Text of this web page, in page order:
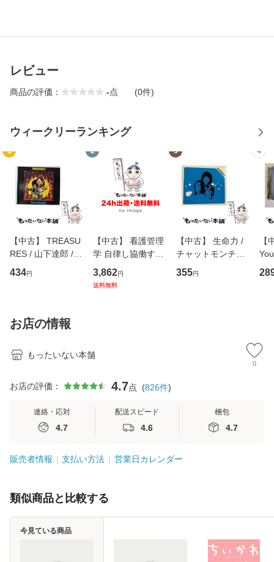
レビュー
商品の評価： -点 (0件)
ウィークリーランキング
1
【中古】 TREASU
RES / 山下達郎 /
イーストウエス
ト・ジャパン [CD]
434円
2
【中古】 看護管理
学 自律し協働する
専門職の看護マネ
ジメントスキル 改
3,862円
送料無料
3
【中古】 生命力 /
チャットモンチー /
キューンレコード
[CD]【メール便送
355円
4
【
のが
お店の情報
もったいない本舗
0
お店の評価： 4.7点 (826件)
連絡・応対
4.7
配送スピード
4.6
梱包
4.7
販売者情報 支払い方法 営業日カレンダー
類似商品と比較する
今見ている商品